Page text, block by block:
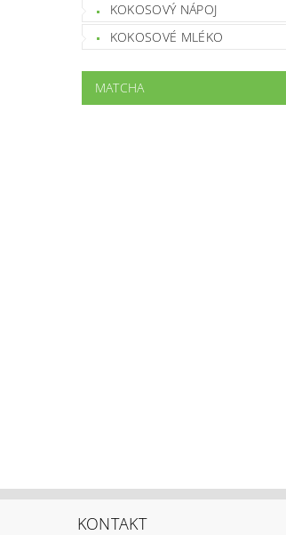
KOKOSOVÝ NÁPOJ
KOKOSOVÉ MLÉKO
MATCHA
KONTAKT